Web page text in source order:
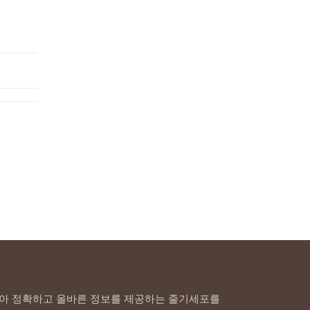
정확하고 올바른 정보를 제공하는 줄기세포를